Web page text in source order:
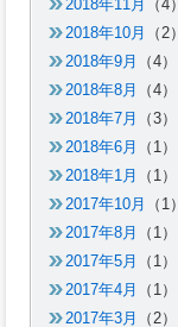
2018年11月
（4）
2018年10月
（2）
2018年9月
（4）
2018年8月
（4）
2018年7月
（3）
2018年6月
（1）
2018年1月
（1）
2017年10月
（1）
2017年8月
（1）
2017年5月
（1）
2017年4月
（1）
2017年3月
（2）